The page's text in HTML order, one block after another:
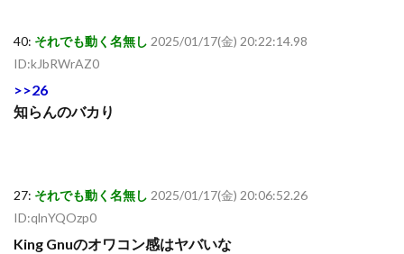
40: それでも動く名無し 2025/01/17(金) 20:22:14.98
ID:kJbRWrAZ0
>>26
知らんのバカり
27: それでも動く名無し 2025/01/17(金) 20:06:52.26
ID:qlnYQOzp0
King Gnuのオワコン感はヤバいな